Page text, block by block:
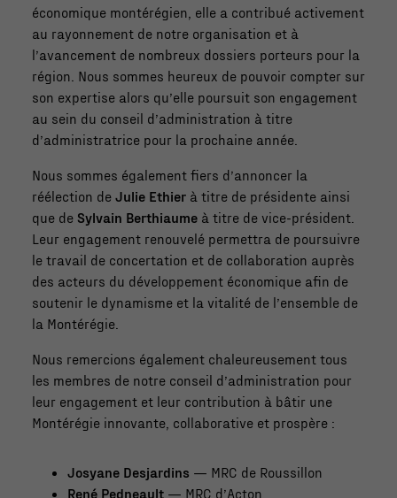
économique montérégien, elle a contribué activement
au rayonnement de notre organisation et à
l’avancement de nombreux dossiers porteurs pour la
région. Nous sommes heureux de pouvoir compter sur
son expertise alors qu’elle poursuit son engagement
au sein du conseil d’administration à titre
d’administratrice pour la prochaine année.
Nous sommes également fiers d’annoncer la
réélection de Julie Ethierà titre de présidente ainsi
que de Sylvain Berthiaumeà titre de vice-président.
Leur engagement renouvelé permettra de poursuivre
le travail de concertation et de collaboration auprès
des acteurs du développement économique afin de
soutenir le dynamisme et la vitalité de l’ensemble de
la Montérégie.
Nous remercions également chaleureusement tous
les membres de notre conseil d’administration pour
leur engagement et leur contribution à bâtir une
Montérégie innovante, collaborative et prospère :
Josyane Desjardins — MRC de Roussillon
René Pedneault— MRC d’Acton